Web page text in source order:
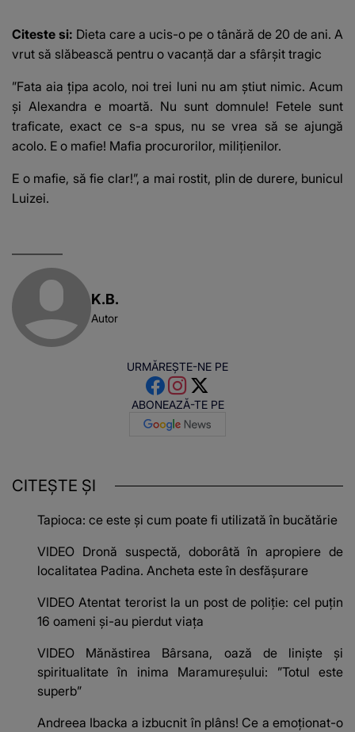
Citeste si: Dieta care a ucis-o pe o tânără de 20 de ani. A
vrut să slăbească pentru o vacanță dar a sfârșit tragic
”Fata aia țipa acolo, noi trei luni nu am știut nimic. Acum
și Alexandra e moartă. Nu sunt domnule! Fetele sunt
traficate, exact ce s-a spus, nu se vrea să se ajungă
acolo. E o mafie! Mafia procurorilor, milițienilor.
E o mafie, să fie clar!”, a mai rostit, plin de durere, bunicul
Luizei.
K.B.
Autor
URMĂREȘTE-NE PE
ABONEAZĂ-TE PE
CITEȘTE ȘI
Tapioca: ce este și cum poate fi utilizată în bucătărie
VIDEO Dronă suspectă, doborâtă în apropiere de
localitatea Padina. Ancheta este în desfășurare
VIDEO Atentat terorist la un post de poliție: cel puțin
16 oameni și-au pierdut viața
VIDEO Mănăstirea Bârsana, oază de liniște și
spiritualitate în inima Maramureșului: ”Totul este
superb”
Andreea Ibacka a izbucnit în plâns! Ce a emoționat-o